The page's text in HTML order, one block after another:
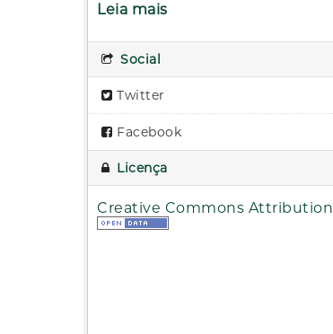
Leia mais
Social
Twitter
Facebook
Licença
Creative Commons Attribution